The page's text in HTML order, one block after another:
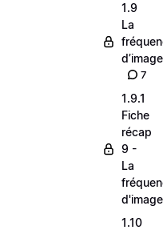
1.9
La
d’image
7
1.9.1
Fiche
récap
9 -
La
d'image
1.10